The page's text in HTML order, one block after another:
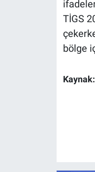
TİGS
bölge
Kaynak: